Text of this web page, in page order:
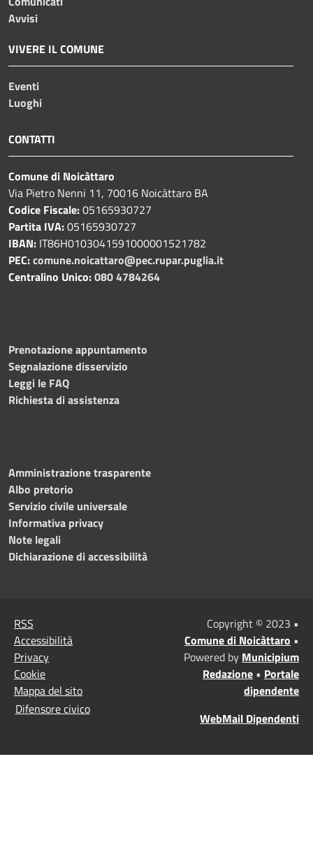
Avvisi
VIVERE IL COMUNE
Eventi
Luoghi
CONTATTI
Comune di Noicàttaro
Via Pietro Nenni 11, 70016 Noicàttaro BA
Codice Fiscale:05165930727
Partita IVA:05165930727
IBAN: IT86H0103041591000001521782
PEC:comune.noicattaro@pec.rupar.puglia.it
Centralino Unico:080 4784264
Prenotazione appuntamento
Segnalazione disservizio
Leggi le FAQ
Richiesta di assistenza
Amministrazione trasparente
Albo pretorio
Servizio civile universale
Informativa privacy
Note legali
Dichiarazione di accessibilità
RSS
Accessibilità
Privacy
Cookie
Mappa del sito
Difensore civico
Copyright © 2023 •
Comune di Noicàttaro •
Powered by Municipium
Redazione • Portale
dipendente
WebMail Dipendenti